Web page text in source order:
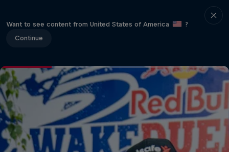
Want to see content from United States of America
?
Continue